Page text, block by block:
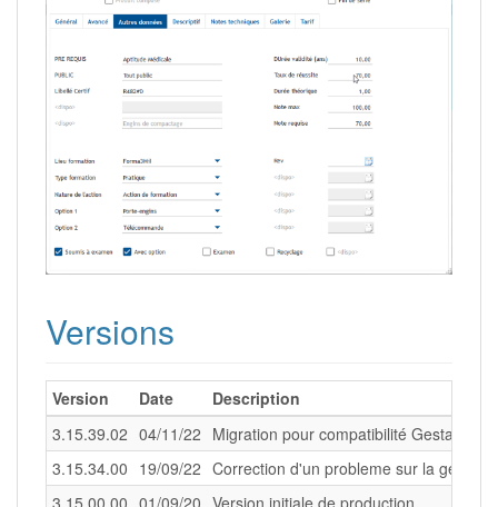
Versions
Version Date
Description
3.15.39.02 04/11/22 Migration pour compatibilité Gestan
3.15.34.00 19/09/22 Correction d'un probleme sur la
3.15.00.00 01/09/20 Version initiale de production